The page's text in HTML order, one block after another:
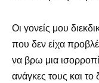
Οι γονείς μου
που δεν είχα
να βρω μια
ανάγκες τους και το